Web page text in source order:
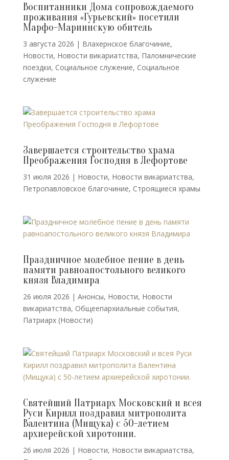
Воспитанники Дома сопровождаемого
проживания «Гурьевский» посетили
Марфо-Мариинскую обитель
3 августа 2026 | Влахернское благочиние,
Новости, Новости викариатства, Паломнические
поездки, Социальное служение, Социальное
служение
Завершается строительство храма
Преображения Господня в Лефортове
31 июля 2026 | Новости, Новости викариатства,
Петропавловское благочиние, Строящиеся храмы
Праздничное молебное пение в день
памяти равноапостольного великого
князя Владимира
26 июля 2026 | Анонсы, Новости, Новости
викариатства, Общеепархиальные события,
Патриарх (Новости)
Святейший Патриарх Московский и всея
Руси Кирилл поздравил митрополита
Валентина (Мищука) с 50-летием
архиерейской хиротонии.
26 июля 2026 | Новости, Новости викариатства,